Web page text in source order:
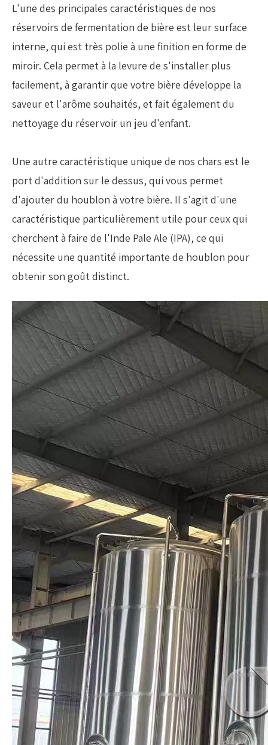
L'une des principales caractéristiques de nos
réservoirs de fermentation de bière est leur surface
interne, qui est très polie à une finition en forme de
miroir. Cela permet à la levure de s'installer plus
facilement, à garantir que votre bière développe la
saveur et l'arôme souhaités, et fait également du
nettoyage du réservoir un jeu d'enfant.
Une autre caractéristique unique de nos chars est le
port d'addition sur le dessus, qui vous permet
d'ajouter du houblon à votre bière. Il s'agit d'une
caractéristique particulièrement utile pour ceux qui
cherchent à faire de l'Inde Pale Ale (IPA), ce qui
nécessite une quantité importante de houblon pour
obtenir son goût distinct.